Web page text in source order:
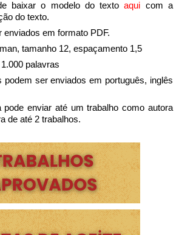
baixar o modelo do texto aqui com a
do texto.
em formato PDF.
tamanho 12, espaçamento 1,5
palavras
podem ser enviados em português, inglês
pode enviar até um trabalho como autora
de até 2 trabalhos.